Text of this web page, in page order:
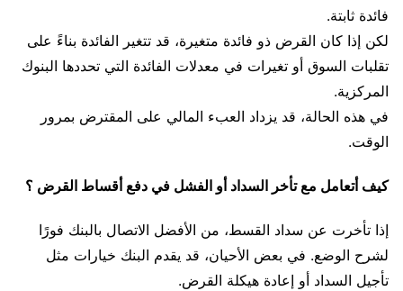
فائدة ثابتة.
لكن إذا كان القرض ذو فائدة متغيرة، قد تتغير الفائدة بناءً على
تقلبات السوق أو تغيرات في معدلات الفائدة التي تحددها البنوك
المركزية.
في هذه الحالة، قد يزداد العبء المالي على المقترض بمرور
الوقت.
كيف أتعامل مع تأخر السداد أو الفشل في دفع أقساط القرض ؟
إذا تأخرت عن سداد القسط، من الأفضل الاتصال بالبنك فورًا
لشرح الوضع. في بعض الأحيان، قد يقدم البنك خيارات مثل
تأجيل السداد أو إعادة هيكلة القرض.